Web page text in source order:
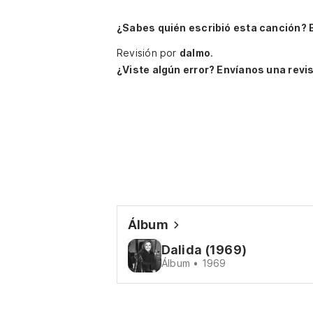
¿Sabes quién escribió esta canción?
Revisión por dalmo.
¿Viste algún error? Envíanos una
Álbum
Dalida (1969)
Álbum • 1969